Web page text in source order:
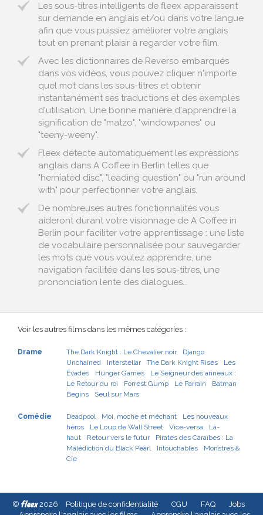
Les sous-titres intelligents de fleex apparaissent
sur demande en anglais et/ou dans votre langue
afin que vous puissiez améliorer votre anglais
tout en prenant plaisir à regarder votre film.
Avec les dictionnaires de Reverso embarqués
dans vos vidéos, vous pouvez cliquer n'importe
quel mot dans les sous-titres et obtenir
instantanément ses traductions et des exemples
d'utilisation. Une bonne manière d'apprendre la
signification de "matzo", "windowpanes" ou
"teeny-weeny".
Fleex détecte automatiquement les expressions
anglais dans A Coffee in Berlin telles que
"herniated disc", "leading question" ou "run around
with" pour perfectionner votre anglais.
De nombreuses autres fonctionnalités vous
aideront durant votre visionnage de A Coffee in
Berlin pour faciliter votre apprentissage : une liste
de vocabulaire personnalisée pour sauvegarder
les mots que vous voulez apprendre, une
navigation facilitée dans les sous-titres, une
prononciation lente des dialogues...
Voir les autres films dans les mêmes catégories :
Drame The Dark Knight : Le Chevalier noir
Django
Unchained
Interstellar The Dark Knight Rises
Les
Évadés
Hunger Games
Le Seigneur des anneaux :
Le Retour du roi
Forrest Gump Le Parrain
Batman
Begins
Seul sur Mars
Comédie Deadpool Moi, moche et méchant
Les nouveaux
héros
Le Loup de Wall Street Vice-versa
Là-
haut
Retour vers le futur
Pirates des Caraïbes : La
Malédiction du Black Pearl
Intouchables
Monstres &
Cie
© fleex2026 Politique de confidentialité CGU FAQ
Jobs